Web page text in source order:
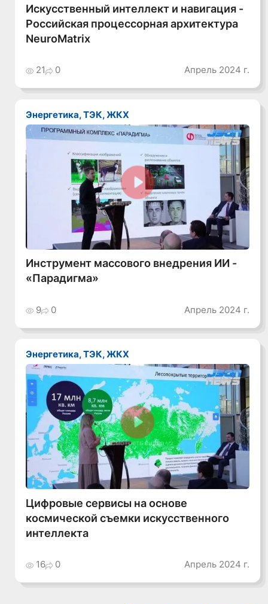
Искусственный интеллект и навигация -
Российская процессорная архитектура
NeuroMatrix
21 0 Апрель 2024 г.
Энергетика, ТЭК, ЖКХ
Смотреть видео
Инструмент массового внедрения ИИ -
«Парадигма»
9 0 Апрель 2024 г.
Энергетика, ТЭК, ЖКХ
Смотреть видео
Цифровые сервисы на основе
космической съемки искусственного
интеллекта
16 0 Апрель 2024 г.